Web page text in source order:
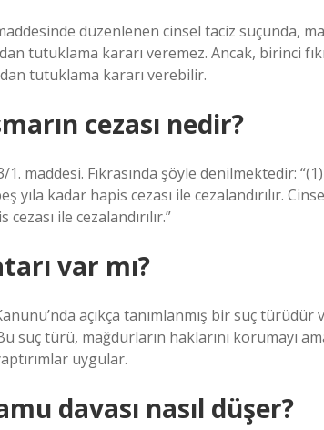
düzenlenen cinsel taciz suçunda,
tutuklama kararı veremez. Ancak, birinci
tutuklama kararı verebilir.
cezası nedir?
maddesi. Fıkrasında şöyle denilmektedir:
yıla kadar hapis cezası ile cezalandırılır.
ile cezalandırılır.”
var mı?
açıkça tanımlanmış bir suç
suç türü, mağdurların haklarını korumayı
uygular.
davası nasıl düşer?